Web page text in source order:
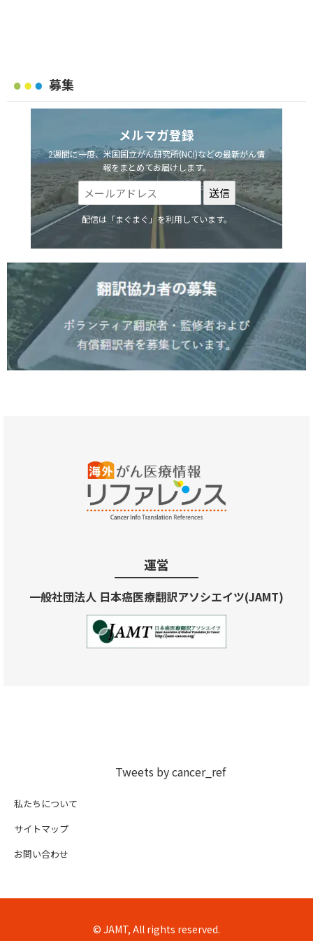
募集
メルマガ登録
2週間に一度、米国国立がん研究所(NCI)などの最新がん情
報をまとめてお届けします。
配信は「まぐまぐ」を利用しています。
運営
一般社団法人 日本癌医療翻訳アソシエイツ(JAMT)
Tweets by cancer_ref
私たちについて
サイトマップ
お問い合わせ
© JAMT, All rights reserved.